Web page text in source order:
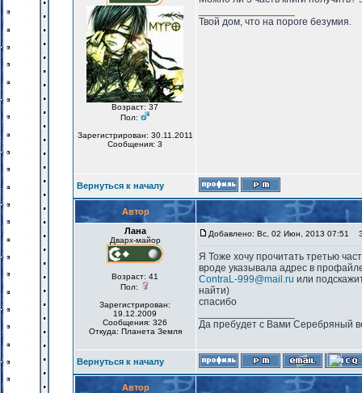
Возраст: 37
Пол:
Зарегистрирован: 30.11.2011
Сообщения: 3
Твой дом, что на пороге безумия.
Вернуться к началу
Автор
Лана
Дварх-майор
Возраст: 41
Пол:
Зарегистрирован:
19.12.2009
Сообщения: 326
Откуда: Планета Земля
Добавлено: Вс, 02 Июн, 2013 07:51
Я Тоже хочу прочитать третью
вроде указывала адрес в
ContraL-999@mail.ru или
найти)
спасибо
Да пребудет с Вами Серебряный
Вернуться к началу
Автор